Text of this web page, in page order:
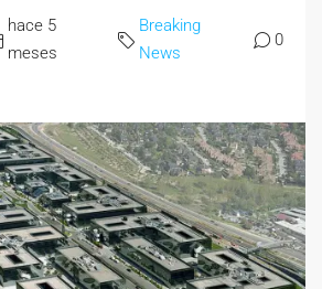
hace 5
meses
Breaking
News
0